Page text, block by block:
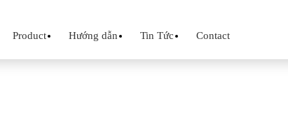
Product Hướng dẫn Tin Tức Contact